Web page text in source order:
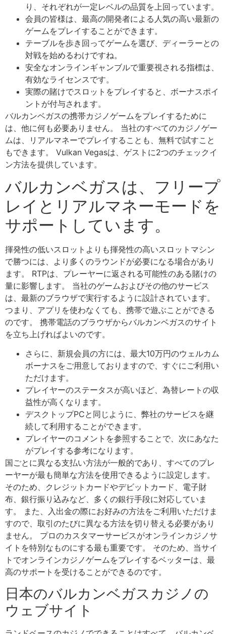
り、それぞれが一定レベルの品質を上回っています。
会員の皆様は、最高の開発者による人気の高い最新の
ゲームをプレイすることができます。
テーブルを歩き回ってゲームを選び、ディーラーとの
対戦を始めるわけですね。
安全なオンラインギャンブルで重要視される指標は、
有効なライセンスです。
実際の賭けでスロットをプレイすると、ボーナスポイ
ントが付与されます。
バルカンベガスの携帯カジノゲームをプレイするために
は、他に何も必要ありません。 当社のすべてのカジノゲー
ムは、リアルマネーでプレイすることも、無料で試すこと
もできます。 Vulkan Vegasは、ゲストに2つのチェックイ
ン方法を提供しています。
バルカンベガスは、フリープ
レイとリアルマネーモードを
サポートしています。
揮発性の低いスロットよりも揮発性の高いスロットマシン
で勝つには、より多くのラウンドが必要になる場合があり
ます。 RTPは、プレーヤーに返される可能性のある賭けの
量に影響します。 当社のゲームおよびその他のサービス
は、最新のブラウザで実行するように設計されています。
つまり、アプリを使わなくても、携帯で遊ぶことができる
のです。 携帯電話のブラウザからバルカンベガスのサイト
を立ち上げればよいのです。
さらに、新規会員の方には、最大10万円のウェルカム
ボーナスをご用意しておりますので、すぐにご利用い
ただけます。
プレイヤーのステータスが高いほど、為替レートの収
益性が高くなります。
デスクトップPCと同じように、弊社のサービスを継
続して利用することができます。
プレイヤーのコメントを参照することで、次にあなた
がプレイする参考になります。
国ごとに異なる支払い方法が一般的であり、すべてのプレ
ーヤーが最も簡単な方法を使用できるように設定します。
そのため、クレジットカードやデビットカード、電子財
布、銀行振り込みなど、多くの銀行手段に対応していま
す。 また、入出金の際にお好みの方法をご利用いただけま
すので、取引のたびに異なる方法を切り替える必要があり
ません。 プロのカスタマーサービスがオンラインカジノサ
イトを特別なものにする最も重要です。 そのため、当サイ
トでオンラインカジノゲームをプレイするベッターは、最
高のサポートを受けることができるのです。
日本のバルカンベガスカジノの
ウェブサイト